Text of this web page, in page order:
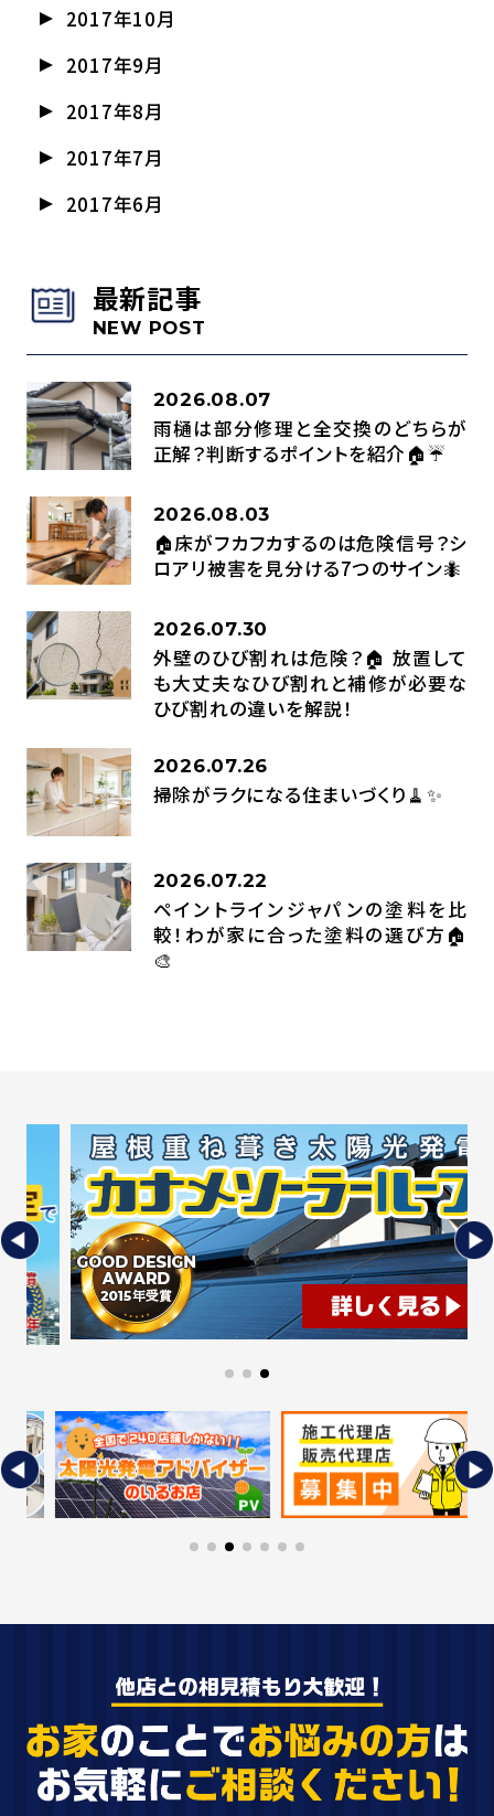
2017年10月
2017年9月
2017年8月
2017年7月
2017年6月
最新記事
NEW POST
2026.08.07
雨樋は部分修理と全交換のどちらが
正解？判断するポイントを紹介🏠☔
2026.08.03
🏠床がフカフカするのは危険信号？シ
ロアリ被害を見分ける7つのサイン🐜
2026.07.30
外壁のひび割れは危険？🏠 放置して
も大丈夫なひび割れと補修が必要な
ひび割れの違いを解説！
2026.07.26
掃除がラクになる住まいづくり🧹✨
2026.07.22
ペイントラインジャパンの塗料を比
較！わが家に合った塗料の選び方🏠
🎨